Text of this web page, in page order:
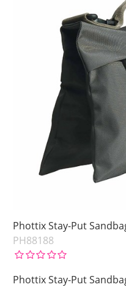
Phottix Stay-Put
PH88188
Phottix Stay-Put